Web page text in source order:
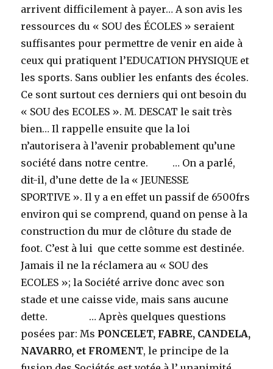
arrivent difficilement à payer… A son avis les
ressources du « SOU des ÉCOLES » seraient
suffisantes pour permettre de venir en aide à
ceux qui pratiquent l’EDUCATION PHYSIQUE et
les sports. Sans oublier les enfants des écoles.
Ce sont surtout ces derniers qui ont besoin du
« SOU des ECOLES ». M. DESCAT le sait très
bien… Il rappelle ensuite que la loi
n’autorisera à l’avenir probablement qu’une
société dans notre centre. … On a parlé,
dit-il, d’une dette de la « JEUNESSE
SPORTIVE ». Il y a en effet un passif de 6500frs
environ qui se comprend, quand on pense à la
construction du mur de clôture du stade de
foot. C’est à lui que cette somme est destinée.
Jamais il ne la réclamera au « SOU des
ECOLES »; la Société arrive donc avec son
stade et une caisse vide, mais sans aucune
dette. … Après quelques questions
posées par: Ms PONCELET, FABRE, CANDELA,
NAVARRO, et FROMENT, le principe de la